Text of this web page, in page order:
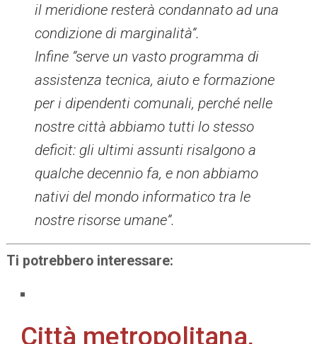
il meridione resterà condannato ad una
condizione di marginalità”.
Infine “serve un vasto programma di
assistenza tecnica, aiuto e formazione
per i dipendenti comunali, perché nelle
nostre città abbiamo tutti lo stesso
deficit: gli ultimi assunti risalgono a
qualche decennio fa, e non abbiamo
nativi del mondo informatico tra le
nostre risorse umane”.
Ti potrebbero interessare:
Città metropolitana,